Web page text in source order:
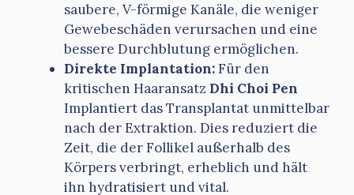
saubere, V-förmige Kanäle, die weniger
Gewebeschäden verursachen und eine
bessere Durchblutung ermöglichen.
Direkte Implantation:Für den
kritischen Haaransatz Dhi Choi Pen
Implantiert das Transplantat unmittelbar
nach der Extraktion. Dies reduziert die
Zeit, die der Follikel außerhalb des
Körpers verbringt, erheblich und hält
ihn hydratisiert und vital.